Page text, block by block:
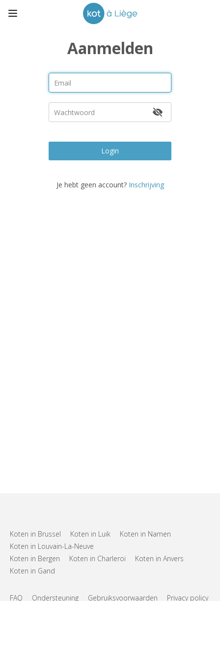
Aanmelden
Login
Je hebt geen account? Inschrijving
Koten in Brussel Koten in Luik
Koten in Namen
Koten in Louvain-La-Neuve
Koten in Bergen
Koten in Charleroi
Koten in Anvers
Koten in Gand
FAQ Ondersteuning Gebruiksvoorwaarden Privacy policy